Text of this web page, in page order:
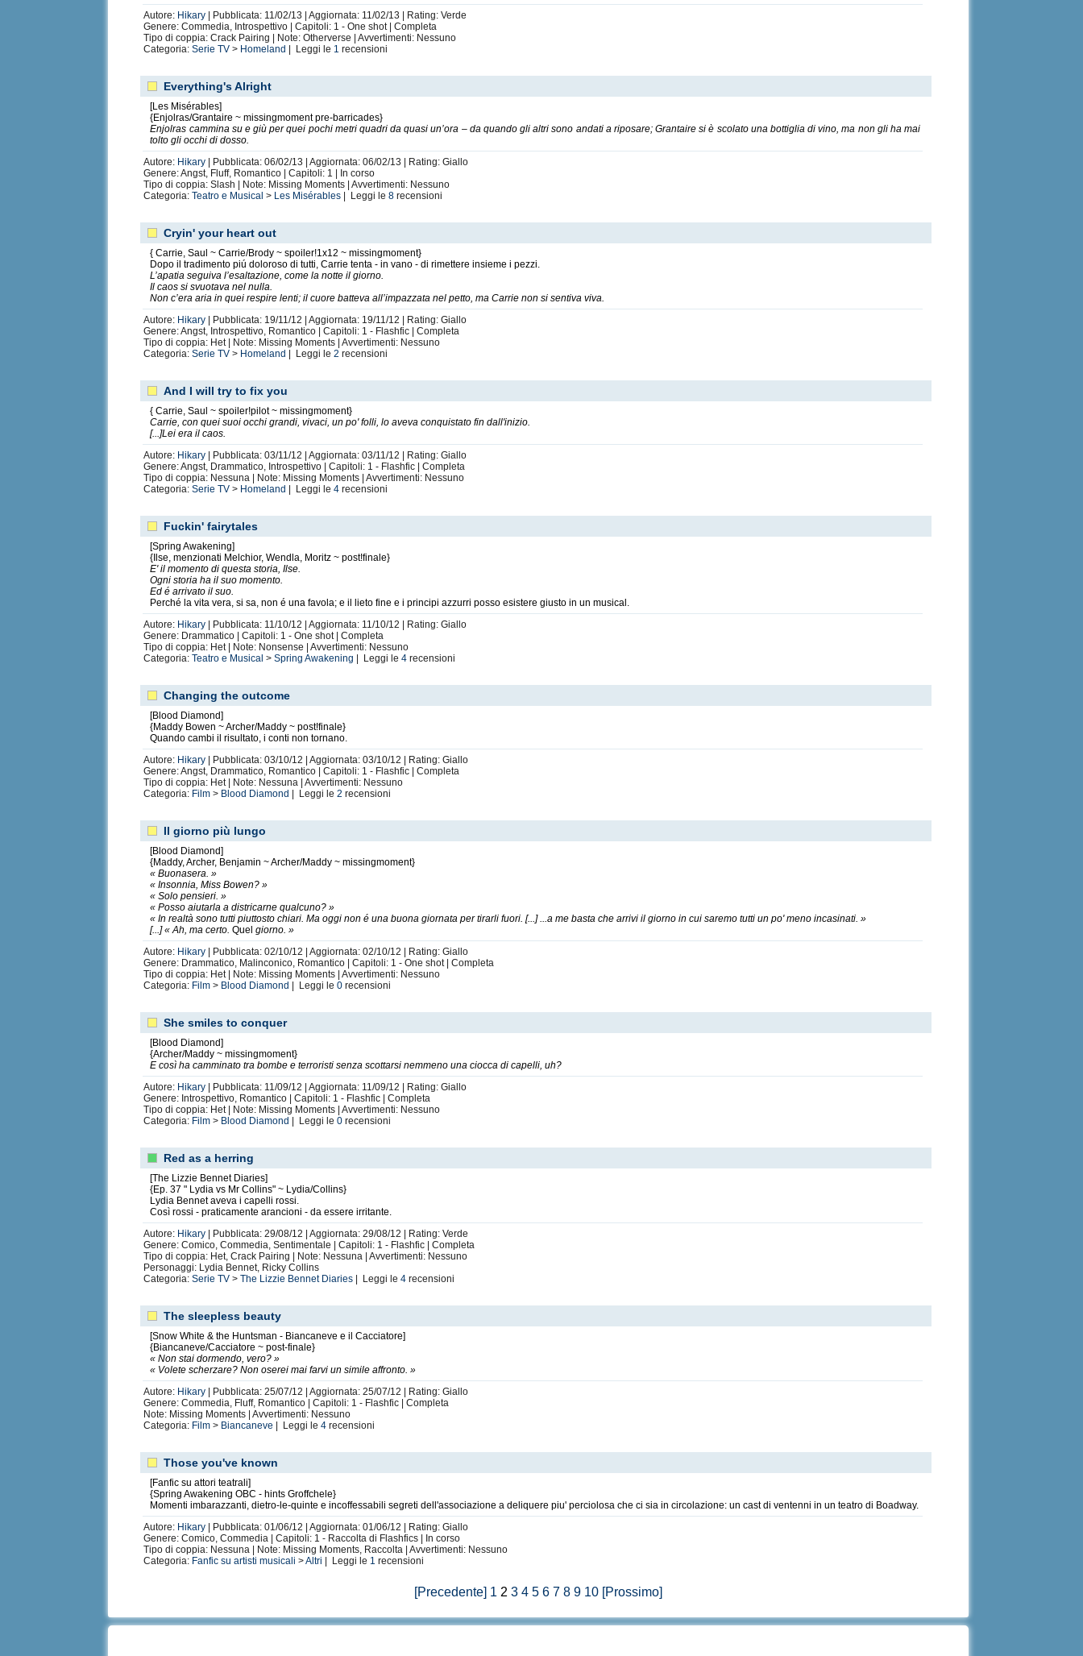
Autore: Hikary | Pubblicata: 11/02/13 | Aggiornata: 11/02/13 | Rating: Verde
Genere: Commedia, Introspettivo | Capitoli: 1 - One shot | Completa
Tipo di coppia: Crack Pairing | Note: Otherverse | Avvertimenti: Nessuno
Categoria:Serie TV > Homeland | Leggi le 1 recensioni
Everything's Alright
[Les Misérables]
{Enjolras/Grantaire ~ missingmoment pre-barricades}
Enjolras cammina su e giù per quei pochi metri quadri da quasi un’ora – da quando gli altri sono andati a riposare; Grantaire si è scolato una bottiglia di vino, ma non gli ha mai
tolto gli occhi di dosso.
Autore: Hikary | Pubblicata: 06/02/13 | Aggiornata: 06/02/13 | Rating: Giallo
Genere: Angst, Fluff, Romantico | Capitoli: 1 | In corso
Tipo di coppia: Slash | Note: Missing Moments | Avvertimenti: Nessuno
Categoria:Teatro e Musical > Les Misérables | Leggi le8 recensioni
Cryin' your heart out
{ Carrie, Saul ~ Carrie/Brody ~ spoiler!1x12 ~ missingmoment}
Dopo il tradimento piú doloroso di tutti, Carrie tenta - in vano - di rimettere insieme i pezzi.
L’apatia seguiva l’esaltazione, come la notte il giorno.
Il caos si svuotava nel nulla.
Non c’era aria in quei respire lenti; il cuore batteva all’impazzata nel petto, ma Carrie non si sentiva viva.
Autore: Hikary | Pubblicata: 19/11/12 | Aggiornata: 19/11/12 | Rating: Giallo
Genere: Angst, Introspettivo, Romantico | Capitoli: 1 - Flashfic | Completa
Tipo di coppia: Het | Note: Missing Moments | Avvertimenti: Nessuno
Categoria:Serie TV > Homeland | Leggi le2 recensioni
And I will try to fix you
{ Carrie, Saul ~ spoiler!pilot ~ missingmoment}
Carrie, con quei suoi occhi grandi, vivaci, un po' folli, lo aveva conquistato fin dall'inizio.
[...]Lei era il caos.
Autore: Hikary | Pubblicata: 03/11/12 | Aggiornata: 03/11/12 | Rating: Giallo
Genere: Angst, Drammatico, Introspettivo | Capitoli: 1 - Flashfic | Completa
Tipo di coppia: Nessuna | Note: Missing Moments | Avvertimenti: Nessuno
Categoria:Serie TV > Homeland | Leggi le4 recensioni
Fuckin' fairytales
[Spring Awakening]
{Ilse, menzionati Melchior, Wendla, Moritz ~ post!finale}
E' il momento di questa storia, Ilse.
Ogni storia ha il suo momento.
Ed é arrivato il suo.
Perché la vita vera, si sa, non é una favola; e il lieto fine e i principi azzurri posso esistere giusto in un musical.
Autore: Hikary | Pubblicata: 11/10/12 | Aggiornata: 11/10/12 | Rating: Giallo
Genere: Drammatico | Capitoli: 1 - One shot | Completa
Tipo di coppia: Het | Note: Nonsense | Avvertimenti: Nessuno
Categoria:Teatro e Musical >Spring Awakening | Leggi le4 recensioni
Changing the outcome
[Blood Diamond]
{Maddy Bowen ~ Archer/Maddy ~ post!finale}
Quando cambi il risultato, i conti non tornano.
Autore: Hikary | Pubblicata: 03/10/12 | Aggiornata: 03/10/12 | Rating: Giallo
Genere: Angst, Drammatico, Romantico | Capitoli: 1 - Flashfic | Completa
Tipo di coppia: Het | Note: Nessuna | Avvertimenti: Nessuno
Categoria: Film > Blood Diamond | Leggi le2 recensioni
Il giorno più lungo
[Blood Diamond]
{Maddy, Archer, Benjamin ~ Archer/Maddy ~ missingmoment}
« Buonasera. »
« Insonnia, Miss Bowen? »
« Solo pensieri. »
« Posso aiutarla a districarne qualcuno? »
« In realtà sono tutti piuttosto chiari. Ma oggi non é una buona giornata per tirarli fuori. [...] ...a me basta che arrivi il giorno in cui saremo tutti un po' meno incasinati. »
[...] « Ah, ma certo.Quel giorno. »
Autore: Hikary | Pubblicata: 02/10/12 | Aggiornata: 02/10/12 | Rating: Giallo
Genere: Drammatico, Malinconico, Romantico | Capitoli: 1 - One shot | Completa
Tipo di coppia: Het | Note: Missing Moments | Avvertimenti: Nessuno
Categoria: Film > Blood Diamond | Leggi le0 recensioni
She smiles to conquer
[Blood Diamond]
{Archer/Maddy ~ missingmoment}
E così ha camminato tra bombe e terroristi senza scottarsi nemmeno una ciocca di capelli, uh?
Autore: Hikary | Pubblicata: 11/09/12 | Aggiornata: 11/09/12 | Rating: Giallo
Genere: Introspettivo, Romantico | Capitoli: 1 - Flashfic | Completa
Tipo di coppia: Het | Note: Missing Moments | Avvertimenti: Nessuno
Categoria: Film > Blood Diamond | Leggi le0 recensioni
Red as a herring
[The Lizzie Bennet Diaries]
{Ep. 37 " Lydia vs Mr Collins" ~ Lydia/Collins}
Lydia Bennet aveva i capelli rossi.
Così rossi - praticamente arancioni - da essere irritante.
Autore: Hikary | Pubblicata: 29/08/12 | Aggiornata: 29/08/12 | Rating: Verde
Genere: Comico, Commedia, Sentimentale | Capitoli: 1 - Flashfic | Completa
Tipo di coppia: Het, Crack Pairing | Note: Nessuna | Avvertimenti: Nessuno
Personaggi: Lydia Bennet, Ricky Collins
Categoria:Serie TV >The Lizzie Bennet Diaries | Leggi le4 recensioni
The sleepless beauty
[Snow White & the Huntsman - Biancaneve e il Cacciatore]
{Biancaneve/Cacciatore ~ post-finale}
« Non stai dormendo, vero? »
« Volete scherzare? Non oserei mai farvi un simile affronto. »
Autore: Hikary | Pubblicata: 25/07/12 | Aggiornata: 25/07/12 | Rating: Giallo
Genere: Commedia, Fluff, Romantico | Capitoli: 1 - Flashfic | Completa
Note: Missing Moments | Avvertimenti: Nessuno
Categoria: Film > Biancaneve | Leggi le4 recensioni
Those you've known
[Fanfic su attori teatrali]
{Spring Awakening OBC - hints Groffchele}
Momenti imbarazzanti, dietro-le-quinte e incoffessabili segreti dell'associazione a deliquere piu' perciolosa che ci sia in circolazione: un cast di ventenni in un teatro di Boadway.
Autore: Hikary | Pubblicata: 01/06/12 | Aggiornata: 01/06/12 | Rating: Giallo
Genere: Comico, Commedia | Capitoli: 1 - Raccolta di Flashfics | In corso
Tipo di coppia: Nessuna | Note: Missing Moments, Raccolta | Avvertimenti: Nessuno
Categoria: Fanfic su artisti musicali >Altri | Leggi le 1 recensioni
[Precedente] 1 23 4 5 6 7 8 9 10 [Prossimo]